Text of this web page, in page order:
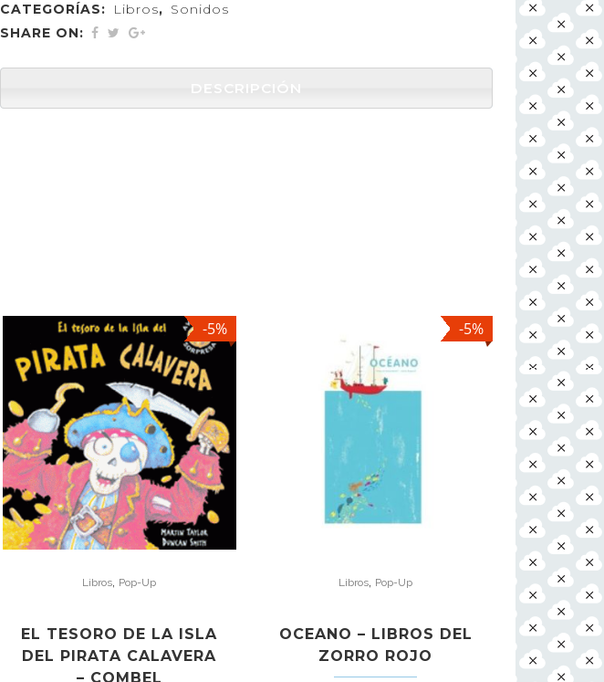
CATEGORÍAS:
Libros, Sonidos
SHARE ON:
DESCRIPCIÓN
-5%
Libros, Pop-Up
EL TESORO DE LA ISLA
DEL PIRATA CALAVERA
– COMBEL
-5%
Libros, Pop-Up
OCEANO – LIBROS DEL
ZORRO ROJO